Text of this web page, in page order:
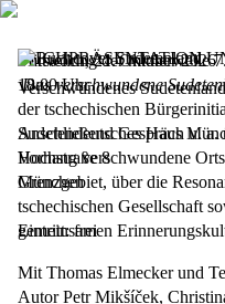
BUCHPRÄSENTATION
Verschwundenes Sudetenland
Vorstellung der mittlerweile
Das verschwundene
der tschechischen
Anschließend Gespräch u.
Vorhang verschwundene
Grenzgebiet, über die
tschechischen Gesellschaft
gemeinsamen
Mit Thomas Elmeckerund
AutorPetr Mikšíček,
Mittwoch, 21. Oktober 2026
18:00Uhr
Sudetendeutsches Haus
Hochstraße 8
München
Eintritt: frei